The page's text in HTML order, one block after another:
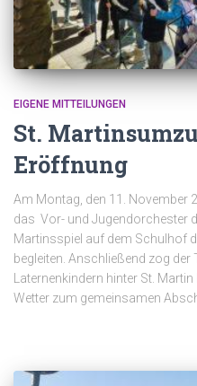
EIGENE MITTEILUNGEN
St.
Eröffnung
Am Montag, den 11. November
das Vor- und Jugendorchester
Martinsspiel auf dem Schulhof
begleiten. Anschließend zog
Laternenkindern hinter St.
Wetter zum gemeinsamen